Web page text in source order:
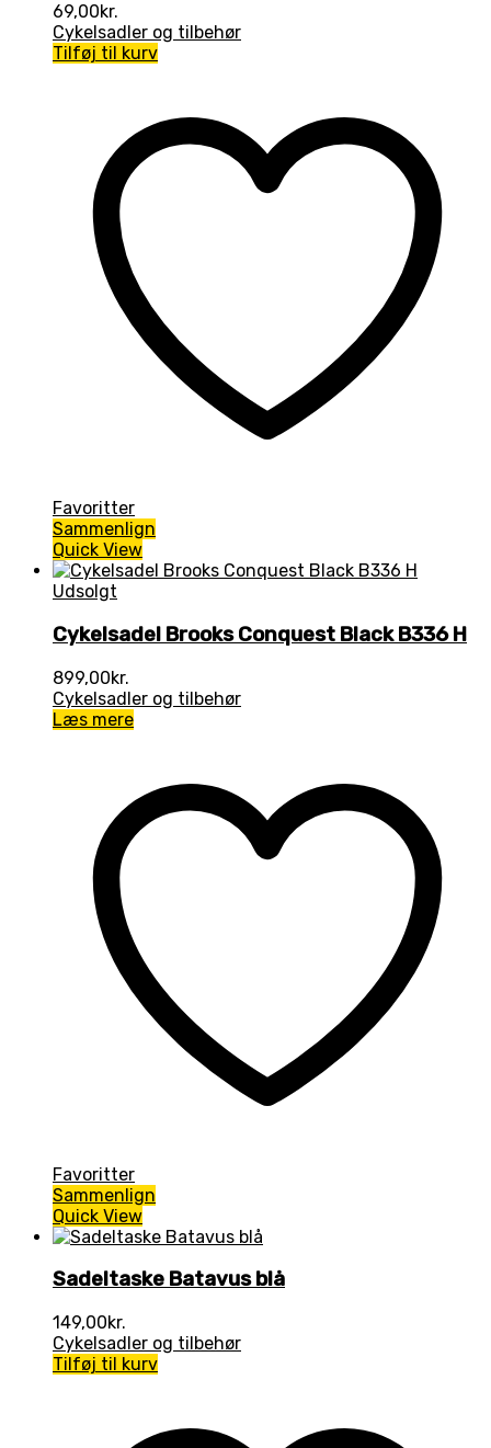
69,00kr.
Cykelsadler og tilbehør
Tilføj til kurv
Favoritter
Sammenlign
Quick View
Udsolgt
Cykelsadel Brooks Conquest Black B336 H
899,00kr.
Cykelsadler og tilbehør
Læs mere
Favoritter
Sammenlign
Quick View
Sadeltaske Batavus blå
149,00kr.
Cykelsadler og tilbehør
Tilføj til kurv